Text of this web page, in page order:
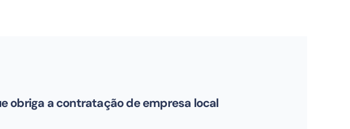
obriga a contratação de empresa local